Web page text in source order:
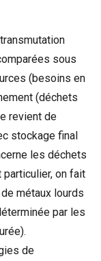
sous
(besoins en
(déchets
revient de
stockage final
les déchets
on fait
métaux lourds
par les
de